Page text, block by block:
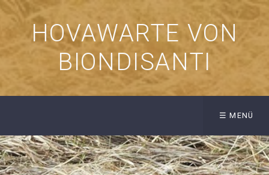
HOVAWARTE VON
BIONDISANTI
☰ MENÜ